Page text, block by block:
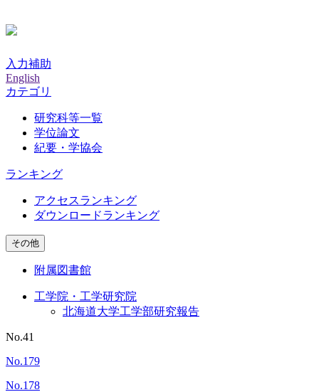
入力補助
English
カテゴリ
研究科等一覧
学位論文
紀要・学協会
ランキング
アクセスランキング
ダウンロードランキング
その他
附属図書館
工学院・工学研究院
北海道大学工学部研究報告
No.41
No.179
No.178